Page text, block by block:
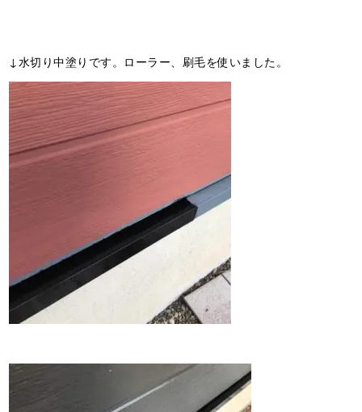
↓水切り中塗りです。ローラー、刷毛を使いました。